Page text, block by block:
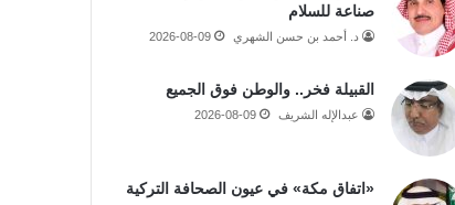
صناعة للسلام
د. أحمد بن حسن الشهري 2026-08-09
القبيلة فخر.. والوطن فوق الجميع
عبدالإله الشريف 2026-08-09
«اتفاق مكة» في عيون الصحافة التركية